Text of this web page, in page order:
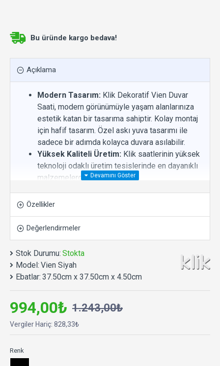
Bu üründe kargo bedava!
Açıklama
Modern Tasarım: Klik Dekoratif Vien Duvar
Saati, modern görünümüyle yaşam alanlarınıza
estetik katan bir tasarıma sahiptir. Kolay montaj
için hafif tasarım. Özel askı yuva tasarımı ile
sadece bir adımda kolayca duvara asılabilir.
Yüksek Kaliteli Üretim: Klik saatlerinin yüksek
teknoloji odaklı üretim tesislerinde en dayanıklı
malzemelerden üretilmiştir.
sade tasarım.
çalışan makine.
sarfiyatla uzun süre sorunsuz ve hassas
çalışma performansı. 1 adet AA kalem pil ile
çalışır.
Çevre Dostu Üretim Anlayışı:
paketlemede geri dönüştürülebilir, çevre dostu
malzeme kullanımı ile sürdürülebilir üretim.
Özellikler
Değerlendirmeler
Stok Durumu: Stokta
Model: Vien Siyah
Ebatlar: 37.50cm x 37.50cm x 4.50cm
994,00₺ 1.243,00₺
Vergiler Hariç: 828,33₺
Renk